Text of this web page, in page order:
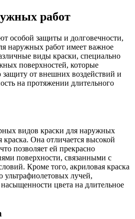
работ
особой защиты и долговечности,
наружных работ имеет важное
виды краски, специально
поверхностей, которые
от внешних воздействий и
на протяжении длительного
видов краски для наружных
краска. Она отличается высокой
позволяет ей прекрасно
поверхности, связанными с
Кроме того, акриловая краска
ультрафиолетовых лучей,
цвета на длительное